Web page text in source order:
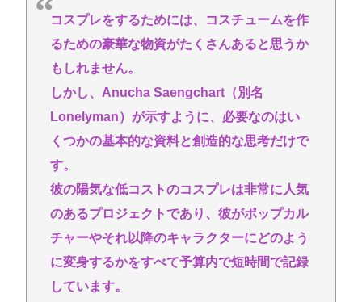
【悲報】中国さん、日本に対しあまりにも酷い暴言
を放つ 「侵略戦争仕掛けたくせに原爆で被害者ビ
ジネスするな」
1度でもニートになると社会復帰する難易度が恐ろし
いほど高くなってしまう件
【画像】後藤真希(40)さん、現役アイドルに公開処刑
される
【画像】中山美穂さん、片岡愛之助との笑顔の生前
ショットが公開
イスラエル、世界から孤立の道を選択！
(📞´ん`)「はい嫌儲子供電話相談室」👧「犬は大きい
小さいのがいるのになんで猫はみんな同じ大きさな
コスプレをするためには、コスチュームを作
るための豪華な物資がたくさんあると思うか
もしれません。
しかし、Anucha Saengchart（別名
Lonelyman）が示すように、必要なのはい
くつかの基本的な資料と創造的な思考だけで
す。
彼の陽気な低コストのコスプレは非常に人気
のあるプロジェクトであり、彼がポップカル
チャーやそれ以降のキャラクターにどのよう
に変身するかをすべて予算内で短時間で記録
しています。